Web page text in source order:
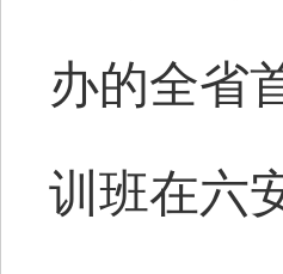
办的全省
训班在六